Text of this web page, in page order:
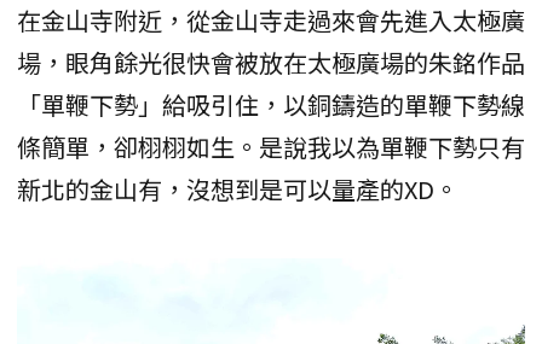
在金山寺附近，從金山寺走過來會先進入太極廣
場，眼角餘光很快會被放在太極廣場的朱銘作品
「單鞭下勢」給吸引住，以銅鑄造的單鞭下勢線
條簡單，卻栩栩如生。是說我以為單鞭下勢只有
新北的金山有，沒想到是可以量產的XD。